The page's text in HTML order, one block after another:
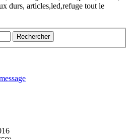
durs, articles,led,refuge tout le